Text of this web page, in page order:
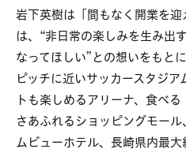
岩下英樹は「間もなく開業を迎
は、“非日常の楽しみを生み出
なってほしい”との想いをもと
ピッチに近いサッカースタジ
トも楽しめるアリーナ、食べ
さあふれるショッピングモー
ムビューホテル、長崎県内最